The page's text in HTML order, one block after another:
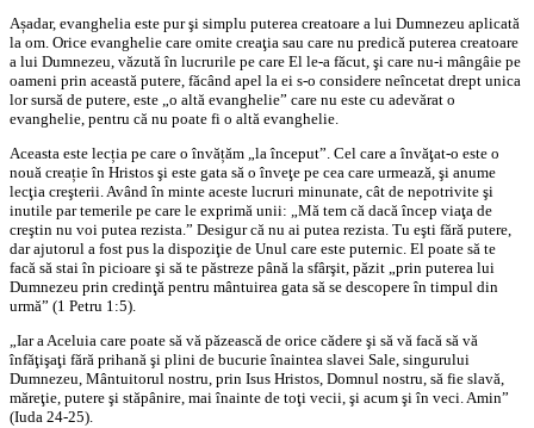
Așadar, evanghelia este pur şi simplu puterea creatoare a lui Dumnezeu aplicată
la om. Orice evanghelie care omite creaţia sau care nu predică puterea creatoare
a lui Dumnezeu, văzută în lucrurile pe care El le-a făcut, şi care nu-i mângâie pe
oameni prin această putere, făcând apel la ei s-o considere neîncetat drept unica
lor sursă de putere, este „o altă evanghelie” care nu este cu adevărat o
evanghelie, pentru că nu poate fi o altă evanghelie.
Aceasta este lecția pe care o învățăm „la început”. Cel care a învăţat-o este o
nouă creație în Hristos şi este gata să o înveţe pe cea care urmează, şi anume
lecţia creşterii. Având în minte aceste lucruri minunate, cât de nepotrivite şi
inutile par temerile pe care le exprimă unii: „Mă tem că dacă încep viaţa de
creştin nu voi putea rezista.” Desigur că nu ai putea rezista. Tu eşti fără putere,
dar ajutorul a fost pus la dispoziţie de Unul care este puternic. El poate să te
facă să stai în picioare şi să te păstreze până la sfârşit, păzit „prin puterea lui
Dumnezeu prin credinţă pentru mântuirea gata să se descopere în timpul din
urmă” (1 Petru 1:5).
„Iar a Aceluia care poate să vă păzească de orice cădere şi să vă facă să vă
înfăţişaţi fără prihană şi plini de bucurie înaintea slavei Sale, singurului
Dumnezeu, Mântuitorul nostru, prin Isus Hristos, Domnul nostru, să fie slavă,
măreţie, putere şi stăpânire, mai înainte de toţi vecii, şi acum şi în veci. Amin”
(Iuda 24-25).